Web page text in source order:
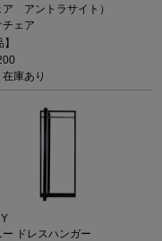
ア アントラサイト）
チェア
庫あり
ー ドレスハンガー